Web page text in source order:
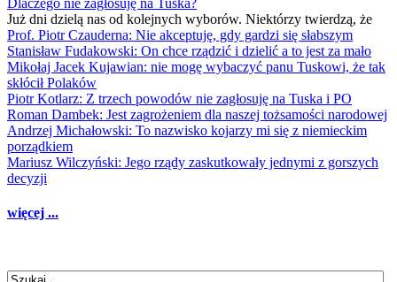
Dlaczego nie zagłosuję na Tuska?
Już dni dzielą nas od kolejnych wyborów. Niektórzy twierdzą, że
Prof. Piotr Czauderna: Nie akceptuję, gdy gardzi się słabszym
Stanisław Fudakowski: On chce rządzić i dzielić a to jest za mało
Mikołaj Jacek Kujawian: nie mogę wybaczyć panu Tuskowi, że tak
skłócił Polaków
Piotr Kotlarz: Z trzech powodów nie zagłosuję na Tuska i PO
Roman Dambek: Jest zagrożeniem dla naszej tożsamości narodowej
Andrzej Michałowski: To nazwisko kojarzy mi się z niemieckim
porządkiem
Mariusz Wilczyński: Jego rządy zaskutkowały jednymi z gorszych
decyzji
więcej ...